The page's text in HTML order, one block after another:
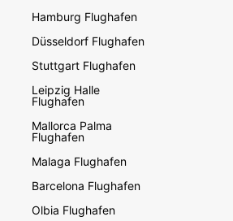
Hamburg Flughafen
Düsseldorf Flughafen
Stuttgart Flughafen
Leipzig Halle
Flughafen
Mallorca Palma
Flughafen
Malaga Flughafen
Barcelona Flughafen
Olbia Flughafen